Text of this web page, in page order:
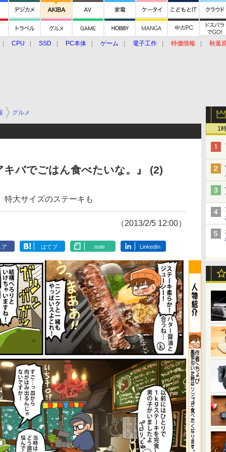
CPU SSD PC本体 ゲーム 電子工作 特価情報
秋葉
1
グルメ
バでごはん食べたいな。』 (2)
特大サイズのステーキも
（2013/2/5 12:00）
ア はてブ note LinkedIn